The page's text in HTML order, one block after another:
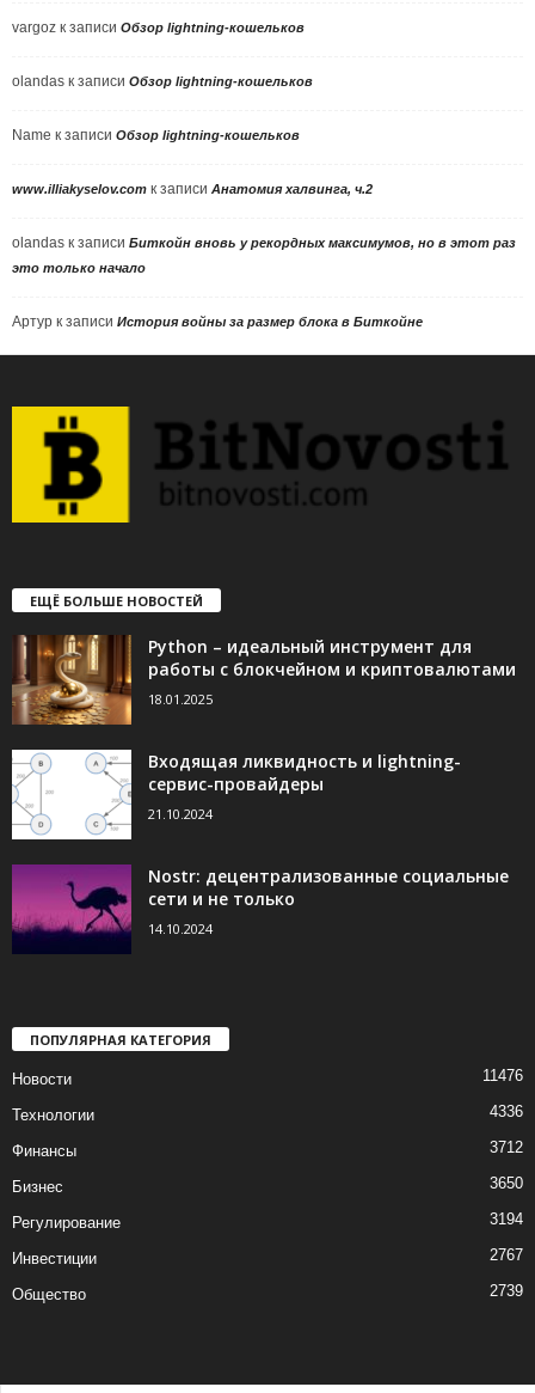
vargoz к записи Обзор lightning-кошельков
olandas к записи Обзор lightning-кошельков
Name к записи Обзор lightning-кошельков
www.illiakyselov.com к записи Анатомия халвинга, ч.2
olandas к записи Биткойн вновь у рекордных максимумов, но в этот раз
это только начало
Артур к записи История войны за размер блока в Биткойне
ЕЩЁ БОЛЬШЕ НОВОСТЕЙ
Python – идеальный инструмент для
работы с блокчейном и криптовалютами
18.01.2025
Входящая ликвидность и lightning-
сервис-провайдеры
21.10.2024
Nostr: децентрализованные социальные
сети и не только
14.10.2024
ПОПУЛЯРНАЯ КАТЕГОРИЯ
Новости 11476
Технологии 4336
Финансы 3712
Бизнес 3650
Регулирование 3194
Инвестиции 2767
Общество 2739